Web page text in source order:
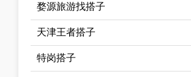
婺源旅游找搭子
天津王者搭子
特岗搭子